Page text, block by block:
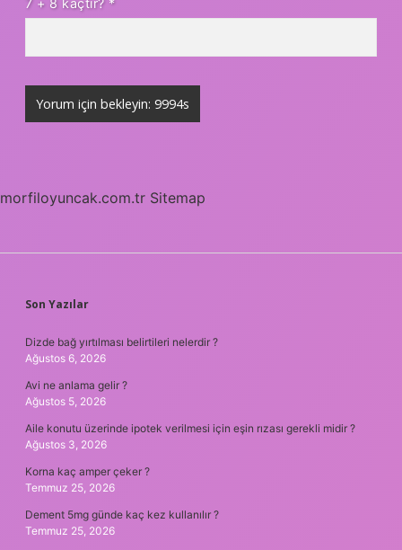
7 + 8 kaçtır? *
morfiloyuncak.com.tr Sitemap
SIDEBAR
Son Yazılar
Dizde bağ yırtılması belirtileri nelerdir ?
Ağustos 6, 2026
Avi ne anlama gelir ?
Ağustos 5, 2026
Aile konutu üzerinde ipotek verilmesi için eşin rızası gerekli midir ?
Ağustos 3, 2026
Korna kaç amper çeker ?
Temmuz 25, 2026
Dement 5mg günde kaç kez kullanılır ?
Temmuz 25, 2026